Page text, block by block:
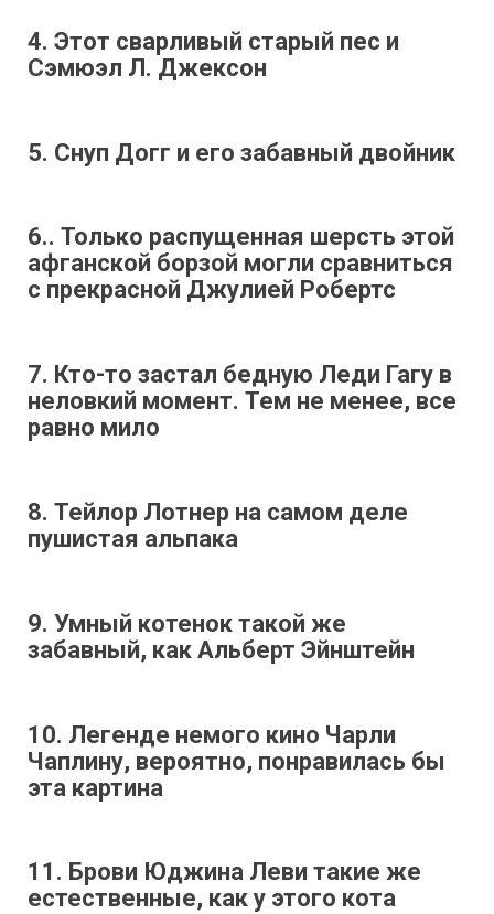
4. Этот сварливый старый пес и
Сэмюэл Л. Джексон
5. Снуп Догг и его забавный двойник
6.. Только распущенная шерсть этой
афганской борзой могли сравниться
с прекрасной Джулией Робертс
7. Кто-то застал бедную Леди Гагу в
неловкий момент. Тем не менее, все
равно мило
8. Тейлор Лотнер на самом деле
пушистая альпака
9. Умный котенок такой же
забавный, как Альберт Эйнштейн
10. Легенде немого кино Чарли
Чаплину, вероятно, понравилась бы
эта картина
11. Брови Юджина Леви такие же
естественные, как у этого кота